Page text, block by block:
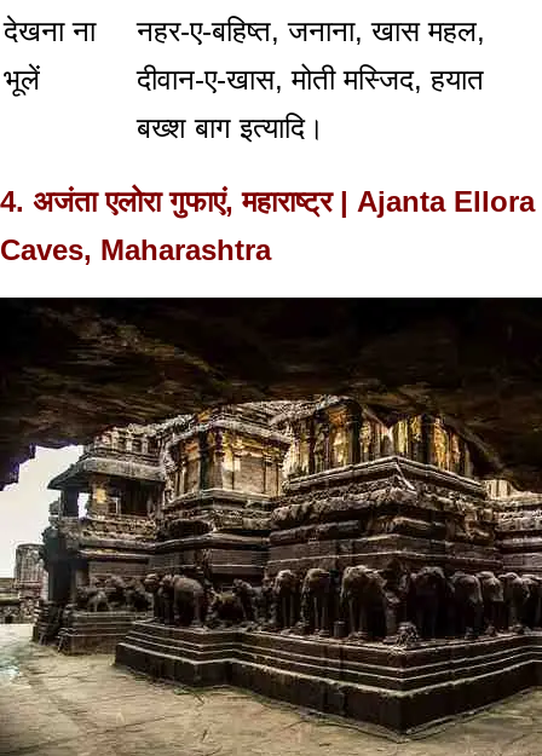
देखना ना
भूलें
नहर-ए-बहिष्त, जनाना, खास महल,
दीवान-ए-खास, मोती मस्जिद, हयात
बख्श बाग इत्यादि।
4. अजंता एलोरा गुफाएं, महाराष्ट्र | Ajanta Ellora
Caves, Maharashtra